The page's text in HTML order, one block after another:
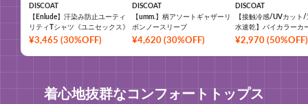
DISCOAT
【Enlude】汗染み防止ユーティ
リティTシャツ《ユニセックス》
¥3,465 (30%OFF)
DISCOAT
【umm.】柄アソートギャザーリ
ボンノースリーブ
¥4,620(30%OFF)
DISCOAT
【接触冷感/UVカット
水速乾】バイカラーカ
ン
¥2,970(50%OFF)
着心地抜群なコンフォートトップス